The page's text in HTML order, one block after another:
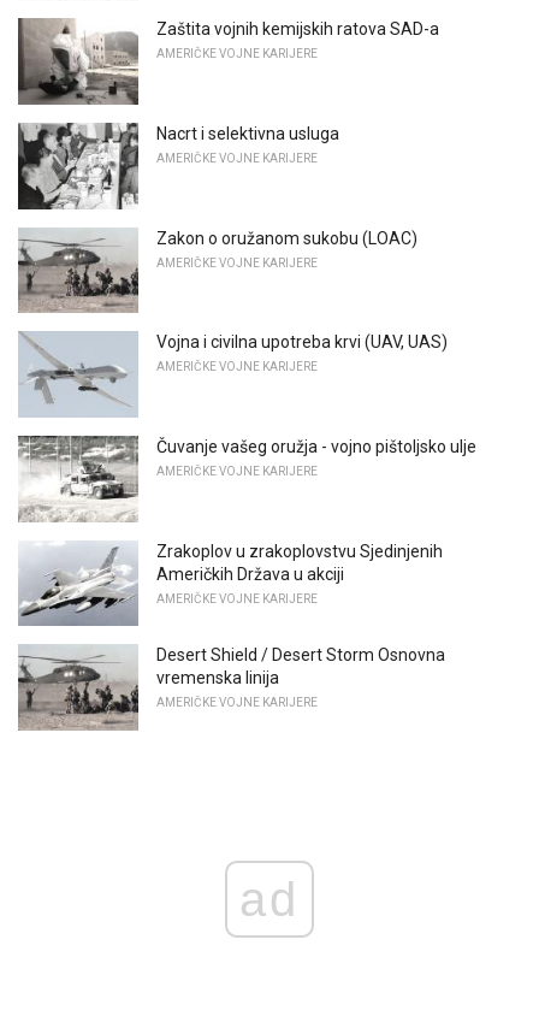
Zaštita vojnih kemijskih ratova SAD-a
AMERIČKE VOJNE KARIJERE
Nacrt i selektivna usluga
AMERIČKE VOJNE KARIJERE
Zakon o oružanom sukobu (LOAC)
AMERIČKE VOJNE KARIJERE
Vojna i civilna upotreba krvi (UAV, UAS)
AMERIČKE VOJNE KARIJERE
Čuvanje vašeg oružja - vojno pištoljsko ulje
AMERIČKE VOJNE KARIJERE
Zrakoplov u zrakoplovstvu Sjedinjenih
Američkih Država u akciji
AMERIČKE VOJNE KARIJERE
Desert Shield / Desert Storm Osnovna
vremenska linija
AMERIČKE VOJNE KARIJERE
ad